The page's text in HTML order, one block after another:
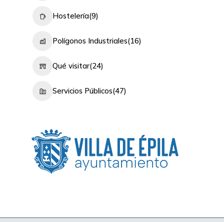
Hostelería(9)
Polígonos Industriales(16)
Qué visitar(24)
Servicios Públicos(47)